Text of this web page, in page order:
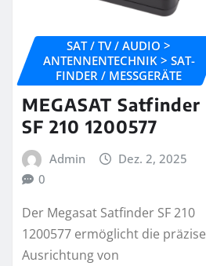
SAT / TV / AUDIO >
ANTENNENTECHNIK > SAT-
FINDER / MESSGERÄTE
MEGASAT Satfinder
SF 210 1200577
Admin
Dez. 2, 2025
0
Der Megasat Satfinder SF 210
1200577 ermöglicht die präzise
Ausrichtung von